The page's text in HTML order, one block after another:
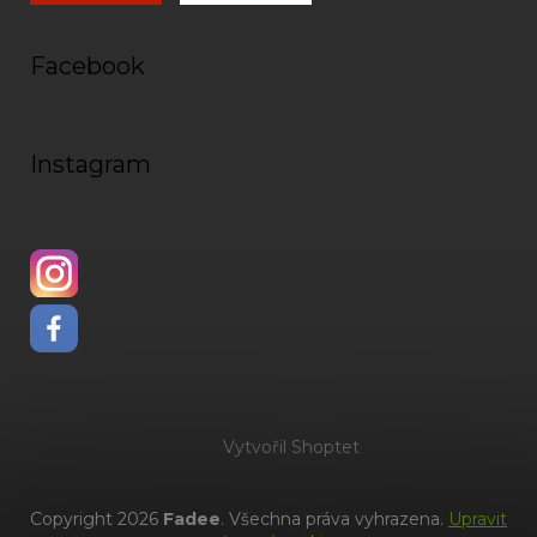
Facebook
Instagram
Vytvořil Shoptet
Copyright 2026 Fadee. Všechna práva vyhrazena. Upravit